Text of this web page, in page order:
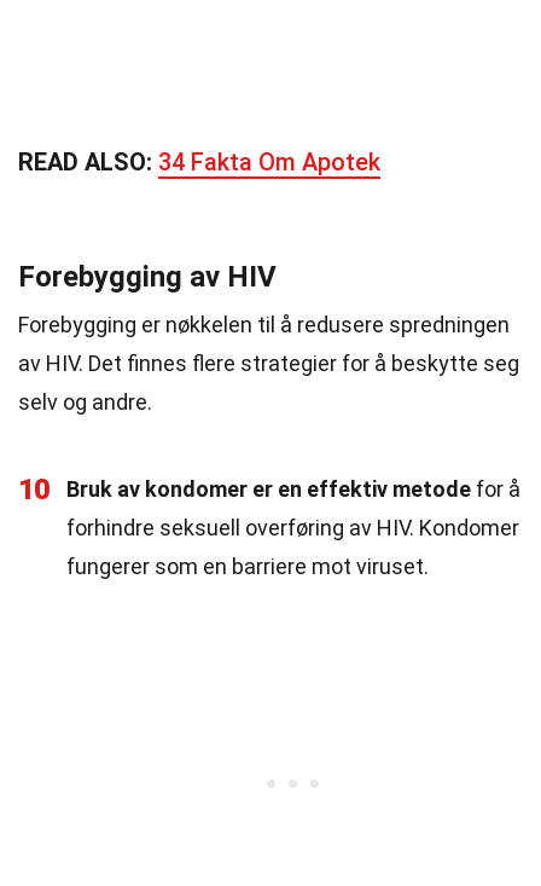
READ ALSO: 34 Fakta Om Apotek
Forebygging av HIV
Forebygging er nøkkelen til å redusere spredningen
av HIV. Det finnes flere strategier for å beskytte seg
selv og andre.
10 Bruk av kondomer er en effektiv metode for å
forhindre seksuell overføring av HIV. Kondomer
fungerer som en barriere mot viruset.